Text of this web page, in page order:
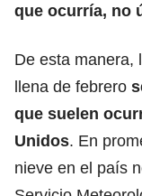
que ocurría, no
De esta manera,
llena de febrero
que suelen
Unidos. En
nieve en el país